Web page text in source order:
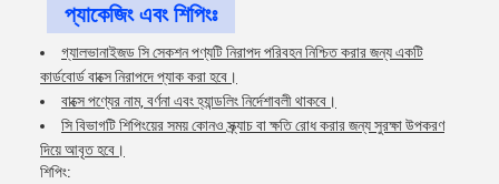
প্যাকেজিং এবং শিপিংঃ
গ্যালভানাইজড সি সেকশন পণ্যটি নিরাপদ পরিবহন নিশ্চিত করার জন্য একটি
কার্ডবোর্ড বাক্সে নিরাপদে প্যাক করা হবে।
বাক্সে পণ্যের নাম, বর্ণনা এবং হ্যান্ডলিং নির্দেশাবলী থাকবে।
সি বিভাগটি শিপিংয়ের সময় কোনও স্ক্র্যাচ বা ক্ষতি রোধ করার জন্য সুরক্ষা উপকরণ
দিয়ে আবৃত হবে।
শিপিং: